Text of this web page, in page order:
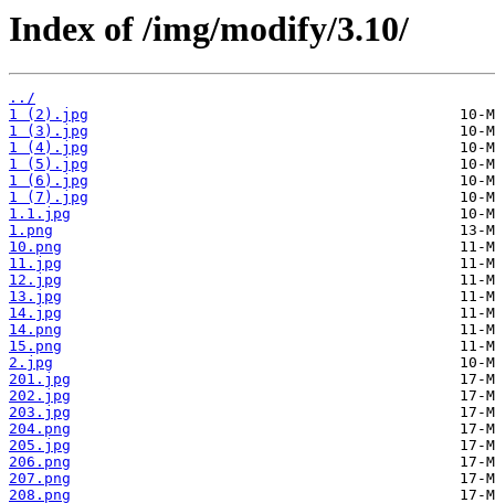
Index of /img/modify/3.10/
../
1 (2).jpg
1 (3).jpg
1 (4).jpg
1 (5).jpg
1 (6).jpg
1 (7).jpg
1.1.jpg
1.png
10.png
11.jpg
12.jpg
13.jpg
14.jpg
14.png
15.png
2.jpg
201.jpg
202.jpg
203.jpg
204.png
205.jpg
206.png
207.png
208.png